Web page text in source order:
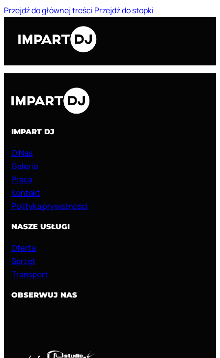
Przejdź do głównej treści Przejdź do stopki
IMPART DJ
O Nas
Galeria
Praca
Kontakt
Polityka prywatności
NASZE USŁUGI
Oferta
Sprzęt
Transport
OBSERWUJ NAS